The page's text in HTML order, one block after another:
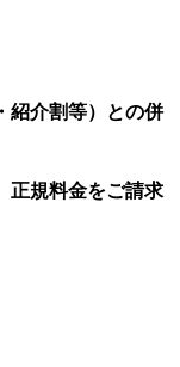
紹介割等）との併
正規料金をご請求